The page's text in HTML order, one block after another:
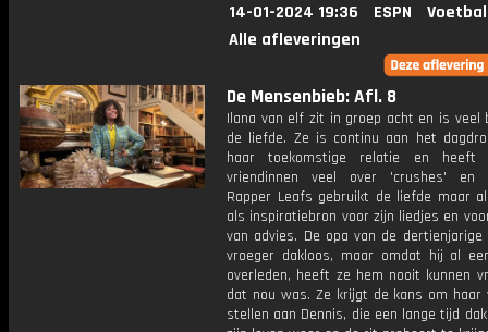
14-01-2024 19:36 ESPN
Alle afleveringen
De Mensenbieb: Afl. 8
Ilana van elf zit in groep acht en is veel
de liefde. Ze is continu aan het
haar toekomstige relatie en
vriendinnen veel over 'crushes' en
Rapper Leafs gebruikt de liefde maar
als inspiratiebron voor zijn liedjes en
van advies. De opa van de dertienjarige
vroeger dakloos, maar omdat hij al
overleden, heeft ze hem nooit kunnen
dat nou was. Ze krijgt de kans om haar
stellen aan Dennis, die een lange tijd